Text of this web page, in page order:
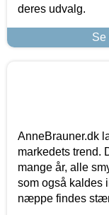
deres udvalg.
Se
AnneBrauner.dk
markedets trend.
mange år, alle
som også kaldes
næppe findes